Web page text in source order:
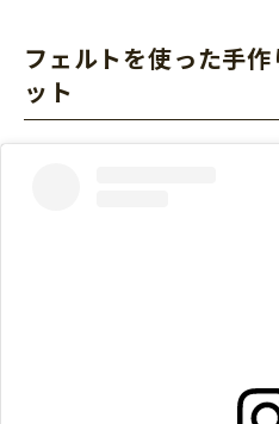
フェルトを使った手
ット